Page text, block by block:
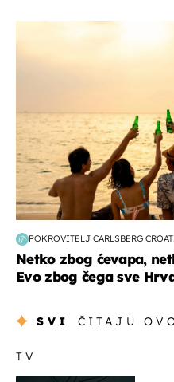
POKROVITELJ CARLSBERG
Netko zbog ćevapa,
Evo zbog čega sve
SVI ČITAJU
TV